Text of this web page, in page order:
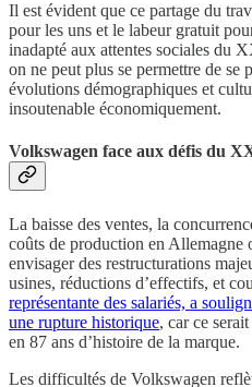
Il est évident que ce partage du
pour les uns et le labeur gratuit
inadapté aux attentes sociales du
on ne peut plus se permettre de se
évolutions démographiques et
insoutenable économiquement.
Volkswagen face aux défis du
La baisse des ventes, la
coûts de production en Allemagne
envisager des restructurations
usines, réductions d’effectifs, et
représentante des salariés, a
une rupture historique, car ce
en 87 ans d’histoire de la marque.
Les difficultés de Volkswagen